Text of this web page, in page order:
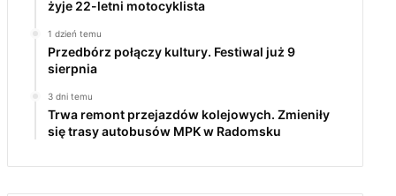
żyje 22-letni motocyklista
1 dzień temu
Przedbórz połączy kultury. Festiwal już 9
sierpnia
3 dni temu
Trwa remont przejazdów kolejowych. Zmieniły
się trasy autobusów MPK w Radomsku